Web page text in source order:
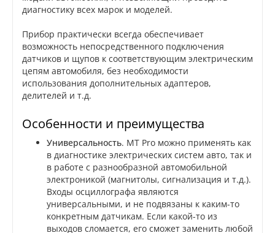
диагностику всех марок и моделей.
Прибор практически всегда обеспечивает
возможность непосредственного подключения
датчиков и щупов к соответствующим электрическим
цепям автомобиля, без необходимости
использования дополнительных адаптеров,
делителей и т.д.
Особенности и преимущества
Универсальность. MT Pro можно применять как
в диагностике электрических систем авто, так и
в работе с разнообразной автомобильной
электроникой (магнитолы, сигнализация и т.д.).
Входы осциллографа являются
универсальными, и не подвязаны к каким-то
конкретным датчикам. Если какой-то из
выходов сломается, его сможет заменить любой